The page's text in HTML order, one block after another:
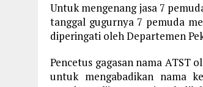
Untuk mengenang jasa 7
tanggal gugurnya 7 pemuda
diperingati oleh Departemen
Pencetus gagasan nama ATST
untuk mengabadikan nama